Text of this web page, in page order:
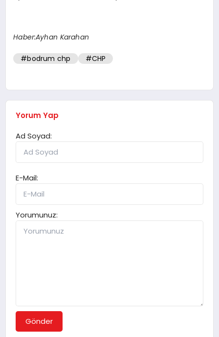
Haber:Ayhan Karahan
#bodrum chp #CHP
Yorum Yap
Ad Soyad:
E-Mail:
Yorumunuz:
Gönder